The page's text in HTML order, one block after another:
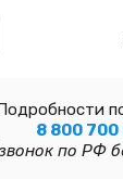
8 800 700
по РФ